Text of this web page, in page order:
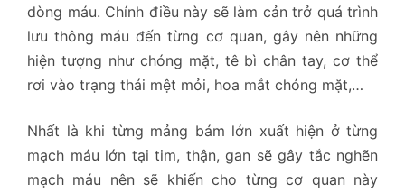
dòng máu. Chính điều này sẽ làm cản trở quá trình
lưu thông máu đến từng cơ quan, gây nên những
hiện tượng như chóng mặt, tê bì chân tay, cơ thể
rơi vào trạng thái mệt mỏi, hoa mắt chóng mặt,…
Nhất là khi từng mảng bám lớn xuất hiện ở từng
mạch máu lớn tại tim, thận, gan sẽ gây tắc nghẽn
mạch máu nên sẽ khiến cho từng cơ quan này